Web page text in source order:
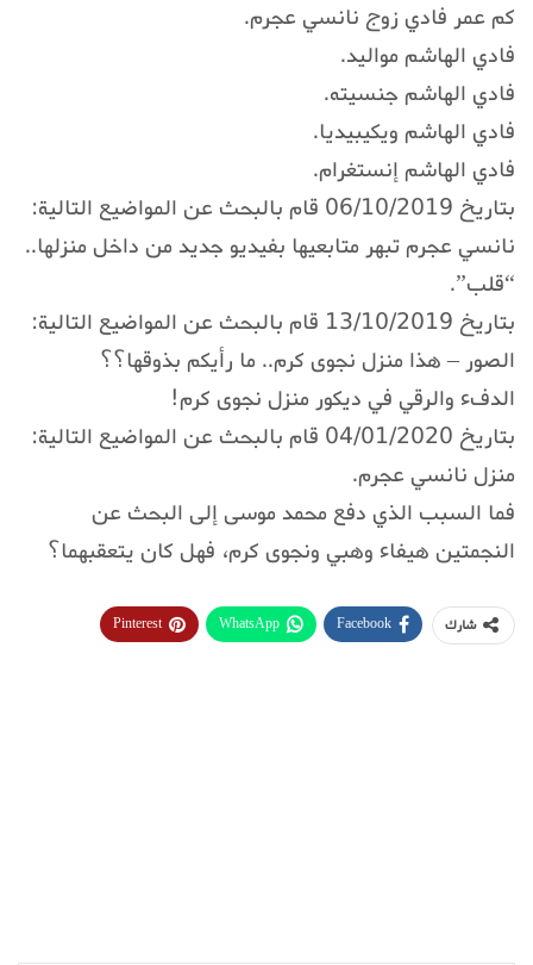
كم عمر فادي زوج نانسي عجرم.
فادي الهاشم مواليد.
فادي الهاشم جنسيته.
فادي الهاشم ويكيبيديا.
فادي الهاشم إنستغرام.
بتاريخ 06/10/2019 قام بالبحث عن المواضيع التالية:
نانسي عجرم تبهر متابعيها بفيديو جديد من داخل منزلها..
“قلب”.
بتاريخ 13/10/2019 قام بالبحث عن المواضيع التالية:
الصور – هذا منزل نجوى كرم.. ما رأيكم بذوقها؟؟
الدفء والرقي في ديكور منزل نجوى كرم!
بتاريخ 04/01/2020 قام بالبحث عن المواضيع التالية:
منزل نانسي عجرم.
فما السبب الذي دفع محمد موسى إلى البحث عن
النجمتين هيفاء وهبي ونجوى كرم، فهل كان يتعقبهما؟
شارك Facebook
WhatsApp
Pinterest